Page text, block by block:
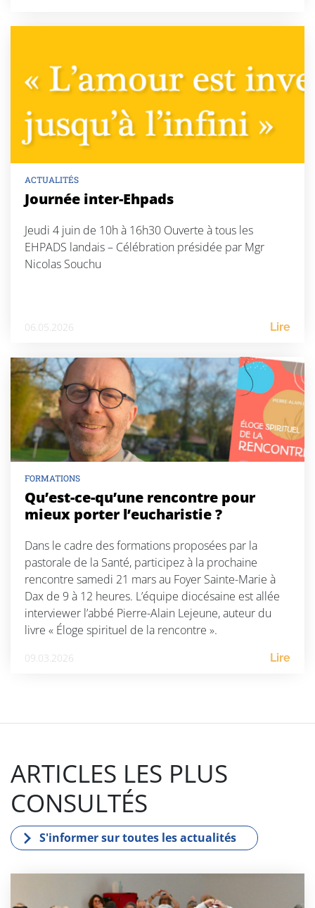
ACTUALITÉS
Journée inter-Ehpads
Jeudi 4 juin de 10h à 16h30 Ouverte à tous les
EHPADS landais – Célébration présidée par Mgr
Nicolas Souchu
06.05.2026 Lire
FORMATIONS
Qu’est-ce-qu’une rencontre pour
mieux porter l’eucharistie ?
Dans le cadre des formations proposées par la
pastorale de la Santé, participez à la prochaine
rencontre samedi 21 mars au Foyer Sainte-Marie à
Dax de 9 à 12 heures. L’équipe diocésaine est allée
interviewer l’abbé Pierre-Alain Lejeune, auteur du
livre « Éloge spirituel de la rencontre ».
09.03.2026 Lire
ARTICLES LES PLUS
CONSULTÉS
S'informer sur toutes les actualités